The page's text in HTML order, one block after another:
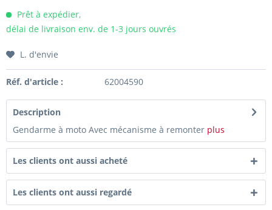
Prêt à expédier,
délai de livraison env. de 1-3 jours ouvrés
L. d'envie
Réf. d'article : 62004590
Description
Gendarme à moto Avec mécanisme à remonter plus
Les clients ont aussi acheté
Les clients ont aussi regardé